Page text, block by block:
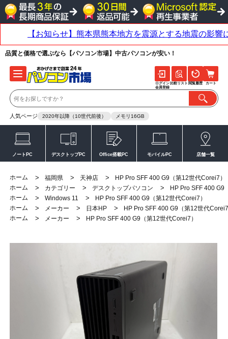
品質と価格で選ぶなら【パソコン市場】中古パソコンが安い！
人気ページ 2020年以降（10世代前後） メモリ16GB
ログイン
会員登録
比較リスト 閲覧履歴 カート
ノートPC デスクトップPC Office搭載PC モバイルPC 店舗一覧
ホーム > 福岡県 > 天神店 >
HP Pro SFF 400 G9（第12世代Corei7）
ホーム
> カテゴリー > デスクトップパソコン >
HP Pro SFF 400 G9
ホーム
> Windows 11 >
HP Pro SFF 400 G9（第12世代Corei7）
ホーム
> メーカー > 日本HP >
HP Pro SFF 400 G9（第12世代
ホーム
> メーカー > HP Pro SFF 400 G9（第12世代Corei7）